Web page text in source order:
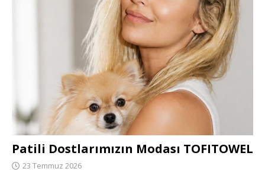
Patili Dostlarımızın Modası TOFITOWEL
23 Temmuz 2026